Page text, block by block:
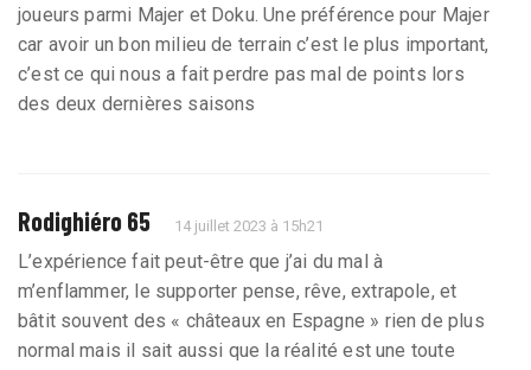
joueurs parmi Majer et Doku. Une préférence pour Majer
car avoir un bon milieu de terrain c’est le plus important,
c’est ce qui nous a fait perdre pas mal de points lors
des deux dernières saisons
Rodighiéro 65 14 juillet 2023 à 15h21
L’expérience fait peut-être que j’ai du mal à
m’enflammer, le supporter pense, rêve, extrapole, et
bâtit souvent des « châteaux en Espagne » rien de plus
normal mais il sait aussi que la réalité est une toute